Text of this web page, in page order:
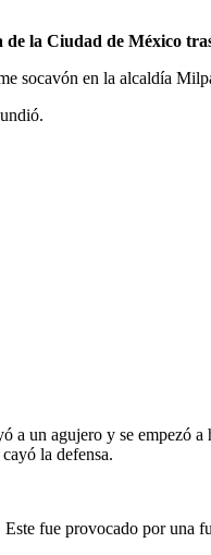
la Ciudad de México
socavón en la alcaldía
a un agujero y se empezó
la defensa.
fue provocado por una